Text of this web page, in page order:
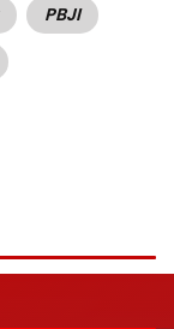
PBJI